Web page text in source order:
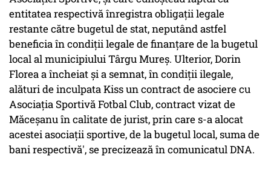
entitatea respectivă înregistra obligaţii legale
restante către bugetul de stat, neputând astfel
beneficia în condiţii legale de finanţare de la bugetul
local al municipiului Târgu Mureş. Ulterior, Dorin
Florea a încheiat şi a semnat, în condiţii ilegale,
alături de inculpata Kiss un contract de asociere cu
Asociaţia Sportivă Fotbal Club, contract vizat de
Măceşanu în calitate de jurist, prin care s-a alocat
acestei asociaţii sportive, de la bugetul local, suma de
bani respectivă', se precizează în comunicatul DNA.